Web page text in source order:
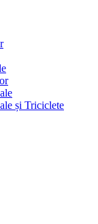
și Triciclete